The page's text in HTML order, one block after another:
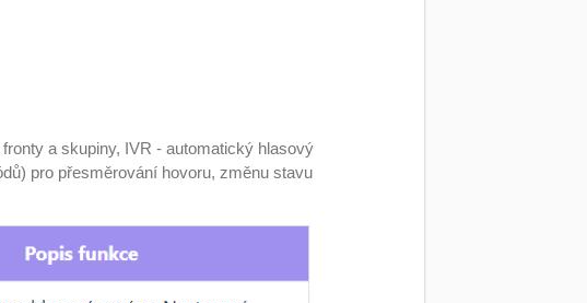
a skupiny, IVR - automatický hlasový
pro přesměrování hovoru, změnu stavu